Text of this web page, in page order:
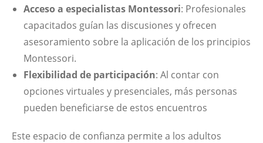
Acceso a especialistas Montessori: Profesionales
capacitados guían las discusiones y ofrecen
asesoramiento sobre la aplicación de los principios
Montessori.
Flexibilidad de participación: Al contar con
opciones virtuales y presenciales, más personas
pueden beneficiarse de estos encuentros
Este espacio de confianza permite a los adultos